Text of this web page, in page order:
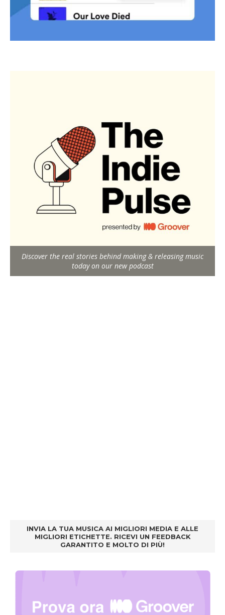
Discover the real stories behind making & releasing music
today on our new podcast
INVIA LA TUA MUSICA AI MIGLIORI MEDIA E ALLE
MIGLIORI ETICHETTE. RICEVI UN FEEDBACK
GARANTITO E MOLTO DI PIÙ!